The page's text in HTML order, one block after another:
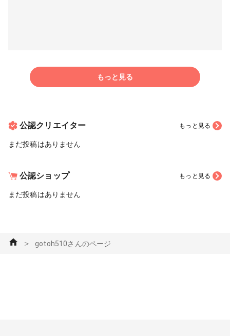
もっと見る
公認クリエイター もっと見る
まだ投稿はありません
公認ショップ もっと見る
まだ投稿はありません
＞ gotoh510さんのページ